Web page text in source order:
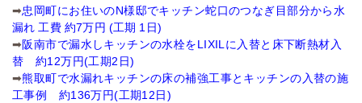
➡忠岡町にお住いのN様邸でキッチン蛇口のつなぎ目部分から水
漏れ 工費 約7万円 (工期 1日)
➡阪南市で漏水しキッチンの水栓をLIXILに入替と床下断熱材入
替 約12万円(工期2日)
➡熊取町で水漏れキッチンの床の補強工事とキッチンの入替の施
工事例 約136万円(工期12日)